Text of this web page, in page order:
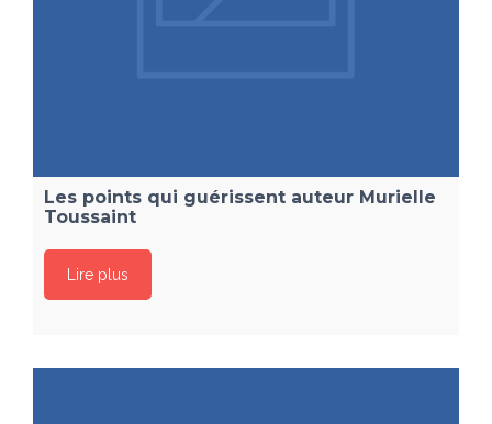
Les points qui guérissent auteur Murielle
Toussaint
Lire plus